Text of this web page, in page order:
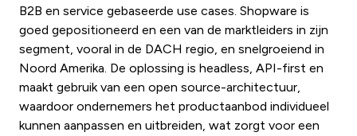
B2B en service gebaseerde use cases. Shopware is
goed gepositioneerd en een van de marktleiders in zijn
segment, vooral in de DACH regio, en snelgroeiend in
Noord Amerika. De oplossing is headless, API-first en
maakt gebruik van een open source-architectuur,
waardoor ondernemers het productaanbod individueel
kunnen aanpassen en uitbreiden, wat zorgt voor een